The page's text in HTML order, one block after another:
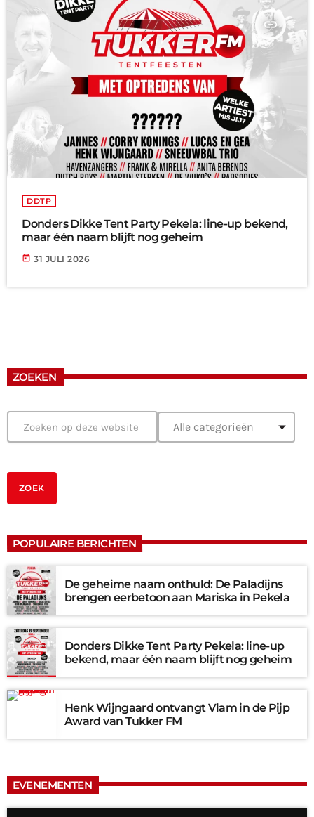
insert_link
DDTP
Donders Dikke Tent Party Pekela: line-up bekend,
maar één naam blijft nog geheim
today 31 JULI 2026
ZOEKEN
POPULAIRE BERICHTEN
De geheime naam onthuld: De Paladijns
brengen eerbetoon aan Mariska in Pekela
Donders Dikke Tent Party Pekela: line-up
bekend, maar één naam blijft nog geheim
Henk Wijngaard ontvangt Vlam in de Pijp
Award van Tukker FM
EVENEMENTEN